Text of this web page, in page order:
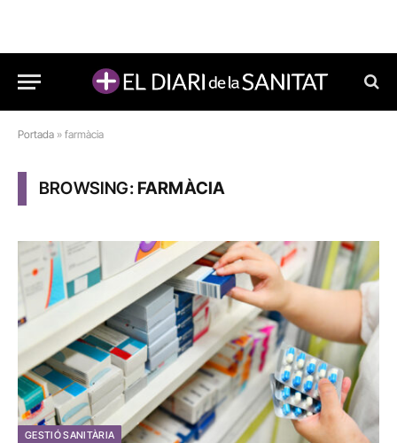
Portada » farmàcia
BROWSING:FARMÀCIA
GESTIÓ SANITÀRIA